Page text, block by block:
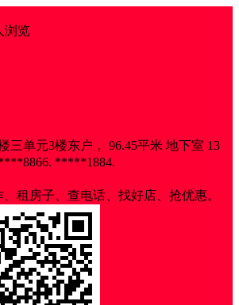
浏览
三单元3楼东户， 96.45平米 地下室 13
*****1884.
租房子、查电话、找好店、抢优惠。